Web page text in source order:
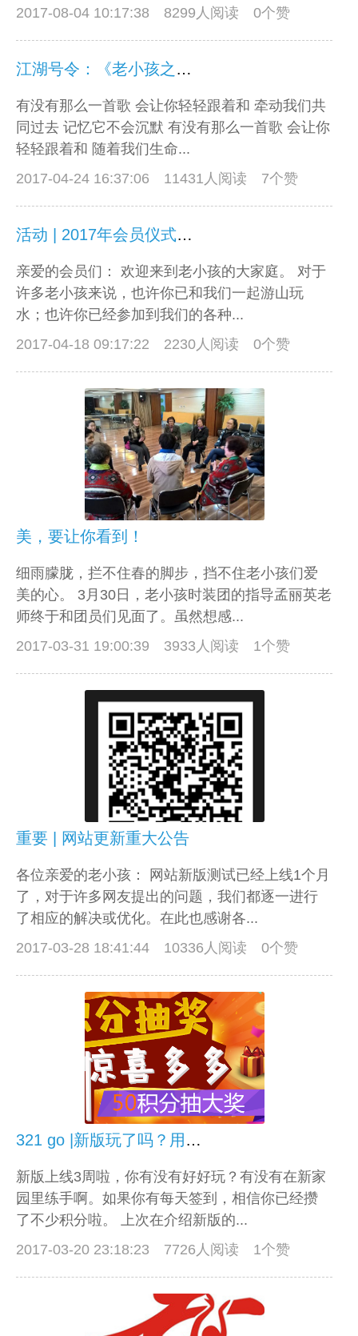
2017-08-04 10:17:38 8299人阅读 0个赞
江湖号令：《老小孩之歌》征集歌词中。
有没有那么一首歌 会让你轻轻跟着和 牵动我们共
同过去 记忆它不会沉默 有没有那么一首歌 会让你
轻轻跟着和 随着我们生命...
2017-04-24 16:37:06
11431人阅读 7个赞
活动 | 2017年会员仪式开始报名咯
亲爱的会员们： 欢迎来到老小孩的大家庭。 对于
许多老小孩来说，也许你已和我们一起游山玩
水；也许你已经参加到我们的各种...
2017-04-18 09:17:22
2230人阅读 0个赞
美，要让你看到！
细雨朦胧，拦不住春的脚步，挡不住老小孩们爱
美的心。 3月30日，老小孩时装团的指导孟丽英老
师终于和团员们见面了。虽然想感...
2017-03-31 19:00:39
3933人阅读 1个赞
重要 | 网站更新重大公告
各位亲爱的老小孩： 网站新版测试已经上线1个月
了，对于许多网友提出的问题，我们都逐一进行
了相应的解决或优化。在此也感谢各...
2017-03-28 18:41:44
10336人阅读 0个赞
321 go |新版玩了吗？用积分来抽奖吧！
新版上线3周啦，你有没有好好玩？有没有在新家
园里练手啊。如果你有每天签到，相信你已经攒
了不少积分啦。 上次在介绍新版的...
2017-03-20 23:18:23
7726人阅读 1个赞